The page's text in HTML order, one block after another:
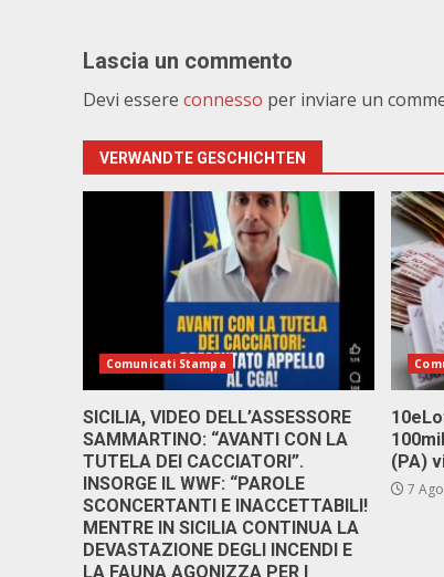
Lascia un commento
Devi essere connesso per inviare un
VERWANDTE GESCHICHTEN
Comunicati Stampa
SICILIA, VIDEO DELL’ASSESSORE
SAMMARTINO: “AVANTI CON LA
TUTELA DEI CACCIATORI”.
INSORGE IL WWF: “PAROLE
SCONCERTANTI E INACCETTABILI!
MENTRE IN SICILIA CONTINUA LA
DEVASTAZIONE DEGLI INCENDI E
LA FAUNA AGONIZZA PER I
(PA)
7